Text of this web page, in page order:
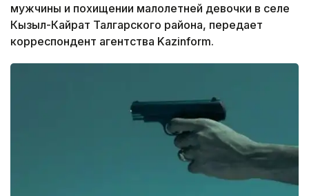
мужчины и похищении малолетней девочки в селе
Кызыл-Кайрат Талгарского района, передает
корреспондент агентства Kazinform.